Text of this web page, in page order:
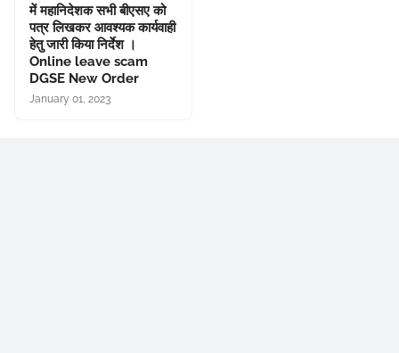
में महानिदेशक सभी बीएसए को
पत्र लिखकर आवश्यक कार्यवाही
हेतु जारी किया निर्देश ।
Online leave scam
DGSE New Order
January 01, 2023